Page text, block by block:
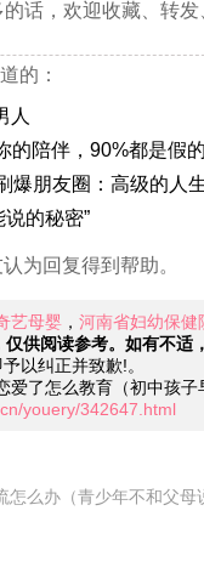
话，欢迎收藏、转发
的：
人
的陪伴，90%都是假的
爆朋友圈：高级的人
的秘密”
为回复得到帮助。
艺母婴 ， 河南省妇幼保健
供阅读参考。如有不适
以纠正并致歉!。
爱了怎么教育（初中孩子
youery/342647.html
怎么办（青少年不和父母